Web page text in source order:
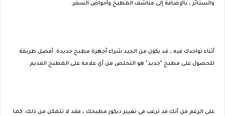
والستائر ، بالإضافة إلى مناشف المطبخ وأحواض السفر.
أثناء تواجدك فيه ، قد يكون من الجيد شراء أجهزة مطبخ جديدة. أفضل طريقة
للحصول على مطبخ "جديد" هو التخلص من أي علامة على المطبخ القديم.
على الرغم من أنك قد ترغب في تغيير ديكور مطبخك ، فقد لا تتمكن من ذلك. كما